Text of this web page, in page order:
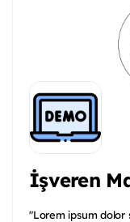
İşveren
"Lorem ipsum dolor